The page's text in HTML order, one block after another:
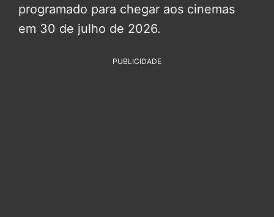
programado para chegar aos cinemas
em 30 de julho de 2026.
PUBLICIDADE